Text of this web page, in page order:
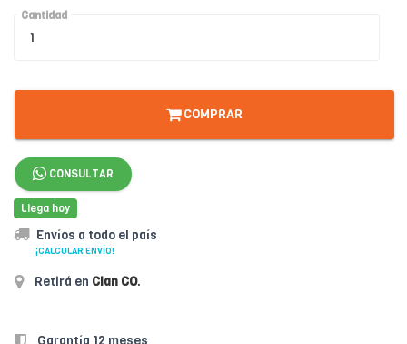
Cantidad
COMPRAR
CONSULTAR
Llega hoy
Envíos a todo el país
¡CALCULAR ENVÍO!
Retirá en Clan CO.